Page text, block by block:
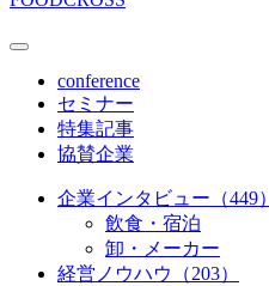
conference
セミナー
特集記事
協賛企業
企業インタビュー（449）
飲食・宿泊
卸・メーカー
経営ノウハウ（203）